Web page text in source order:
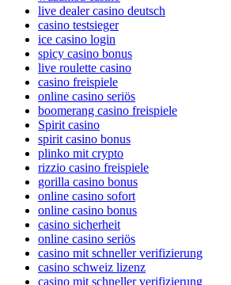
live dealer casino deutsch
casino testsieger
ice casino login
spicy casino bonus
live roulette casino
casino freispiele
online casino seriös
boomerang casino freispiele
Spirit casino
spirit casino bonus
plinko mit crypto
rizzio casino freispiele
gorilla casino bonus
online casino sofort
online casino bonus
casino sicherheit
online casino seriös
casino mit schneller verifizierung
casino schweiz lizenz
casino mit schneller verifizierung